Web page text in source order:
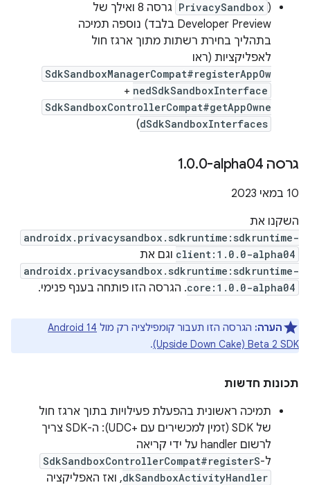
(
PrivacySandbox
גרסה 8 ואילך של
Developer Preview בלבד) נוספה תמיכה
בתהליך בחירת רשתות מתוך ארגז חול
לאפליקציות (ראו
SdkSandboxManagerCompat#registerAppOw
nedSdkSandboxInterface
+
SdkSandboxControllerCompat#getAppOwne
dSdkSandboxInterfaces
)
גרסה ‎1 .0.0-alpha04
‫10 במאי 2023
השקנו את
androidx.privacysandbox.sdkruntime:sdkruntime-
client:1.0.0-alpha04 וגם את
androidx.privacysandbox.sdkruntime:sdkruntime-
core:1.0.0-alpha04. הגרסה הזו פותחה בענף פנימי.
הערה: הגרסה הזו תעבור קומפילציה רק מול Android 14
(Upside Down Cake) Beta 2 SDK
.
תכונות חדשות
תמיכה ראשונית בהפעלת פעילויות בתוך ארגז חול
של SDK (זמין למכשירים עם UDC+‎): ה-SDK צריך
לרשום handler על ידי קריאה
ל-SdkSandboxControllerCompat#registerS
dkSandboxActivityHandler, ואז האפליקציה